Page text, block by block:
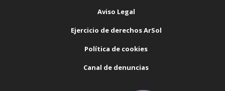
Aviso Legal
Ejercicio de derechos ArSol
Política de cookies
Canal de denuncias